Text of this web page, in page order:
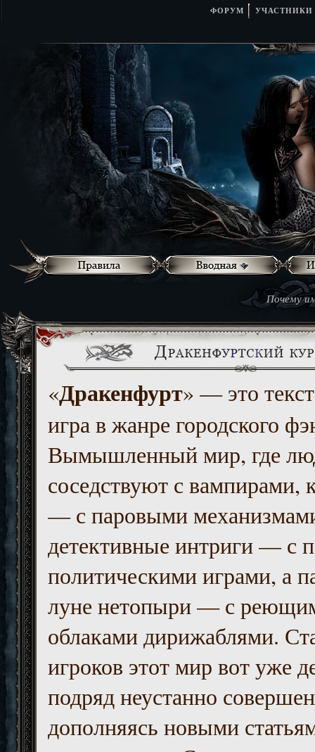
ФОРУМ УЧАСТНИКИ
Почему
«Дракенфурт» — это
игра в жанре городского
Вымышленный мир, где
соседствуют с вампирами,
— с паровыми
детективные интриги — с
политическими играми, а
луне нетопыри — с
облаками дирижаблями.
игроков этот мир вот уже
подряд неустанно
дополняясь новыми